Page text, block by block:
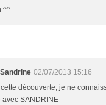
^^
02/07/2013 15:16
découverte, je ne
avec SANDRINE